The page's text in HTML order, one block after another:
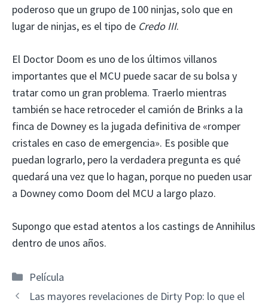
poderoso que un grupo de 100 ninjas, solo que en
lugar de ninjas, es el tipo de Credo III.
El Doctor Doom es uno de los últimos villanos
importantes que el MCU puede sacar de su bolsa y
tratar como un gran problema. Traerlo mientras
también se hace retroceder el camión de Brinks a la
finca de Downey es la jugada definitiva de «romper
cristales en caso de emergencia». Es posible que
puedan lograrlo, pero la verdadera pregunta es qué
quedará una vez que lo hagan, porque no pueden usar
a Downey como Doom del MCU a largo plazo.
Supongo que estad atentos a los castings de Annihilus
dentro de unos años.
Categorías
Película
Las mayores revelaciones de Dirty Pop: lo que el